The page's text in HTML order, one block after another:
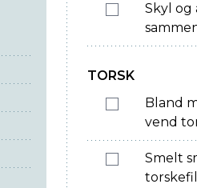
Skyl og
TORSK
Bland
vend
Smelt